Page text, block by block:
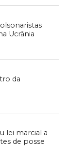
Ucrânia
da
lei marcial a
de posse